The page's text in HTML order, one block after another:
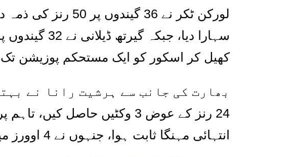
لورکن ٹکر نے 36 گیندوں پر 50 رنز کی ذمہ
سہارا دیا، جبکہ گیرتھ ڈیلانی نے 32 گیندوں
کھیل کر اسکور کو ایک مستحکم پوزیشن تک
بھارت کی جانب سے ہرشیت رانا نے
24 رنز کے عوض 3 وکٹیں حاصل کیں، تاہم
انتہائی مہنگا ثابت ہوا، جنہوں نے 4 اوورز